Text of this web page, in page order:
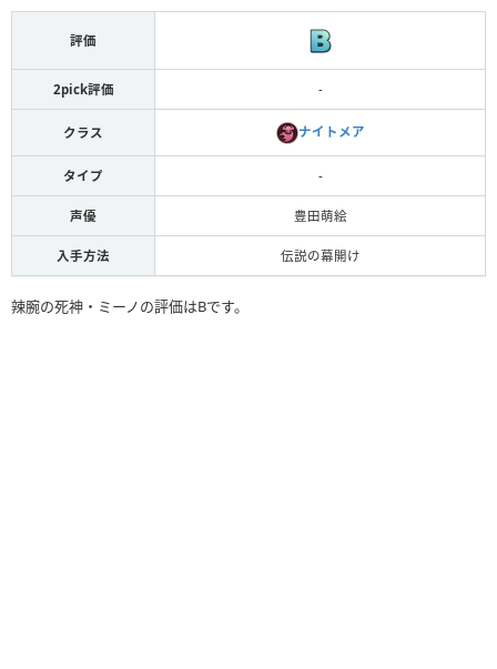
評価
2pick評価 -
クラス ナイトメア
タイプ -
声優 豊田萌絵
入手方法 伝説の幕開け
辣腕の死神・ミーノの評価はBです。